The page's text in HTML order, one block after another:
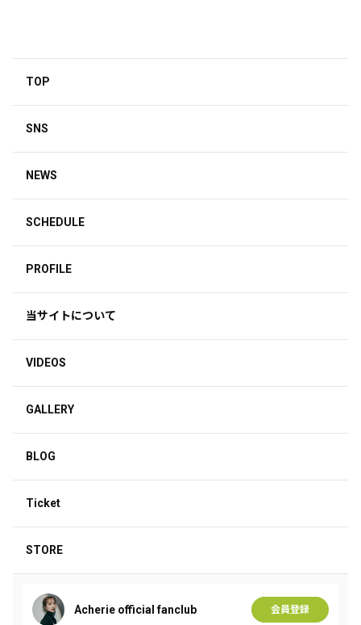
TOP
SNS
NEWS
SCHEDULE
PROFILE
当サイトについて
VIDEOS
GALLERY
BLOG
Ticket
STORE
Acherie official fanclub 会員登録